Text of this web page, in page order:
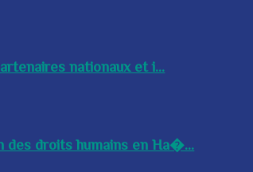
nationaux et i...
des droits humains en Ha�...